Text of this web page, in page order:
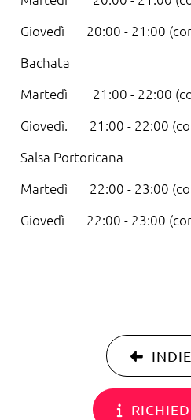
Giovedì 20:00 - 21:00
Bachata
Martedì 21:00 - 22:00
Giovedì. 21:00 - 22:00
Salsa Portoricana
Martedì 22:00 - 23:00
Giovedì 22:00 - 23:00